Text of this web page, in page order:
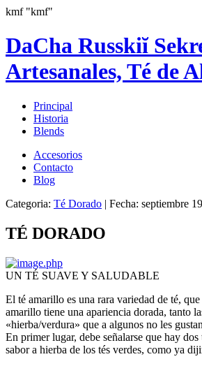
kmf "kmf"
DaCha Russkiĭ
Artesanales, Té de
Principal
Historia
Blends
Accesorios
Contacto
Blog
Categoria: Té Dorado | Fecha: septiembre
TÉ DORADO
UN TÉ SUAVE Y SALUDABLE
El té amarillo es una rara variedad de té,
amarillo tiene una apariencia dorada, tanto
«hierba/verdura» que a algunos no les
En primer lugar, debe señalarse que hay
sabor a hierba de los tés verdes, como ya